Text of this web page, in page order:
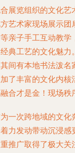
展览组织的文化艺
艺术家现场展示团
亲子手工互动教学
典工艺的文化魅力
间有本地书法泼名
了丰富的文化内核
合才是金！现场秩
一次跨地域的文化
力发动带动沉浸感
推广取得了极大关